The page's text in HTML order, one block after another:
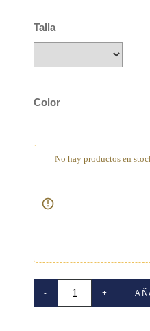
Talla
Color
No hay productos en
- +